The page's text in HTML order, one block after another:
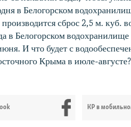
в Белогорском
сброс 2,5 м. куб.
в Белогорском
И что будет с
Крыма в июле-
КР в